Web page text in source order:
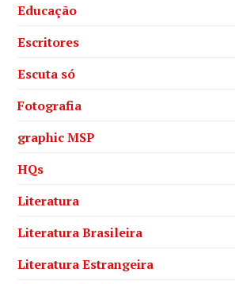
Educação
Escritores
Escuta só
Fotografia
graphic MSP
HQs
Literatura
Literatura Brasileira
Literatura Estrangeira